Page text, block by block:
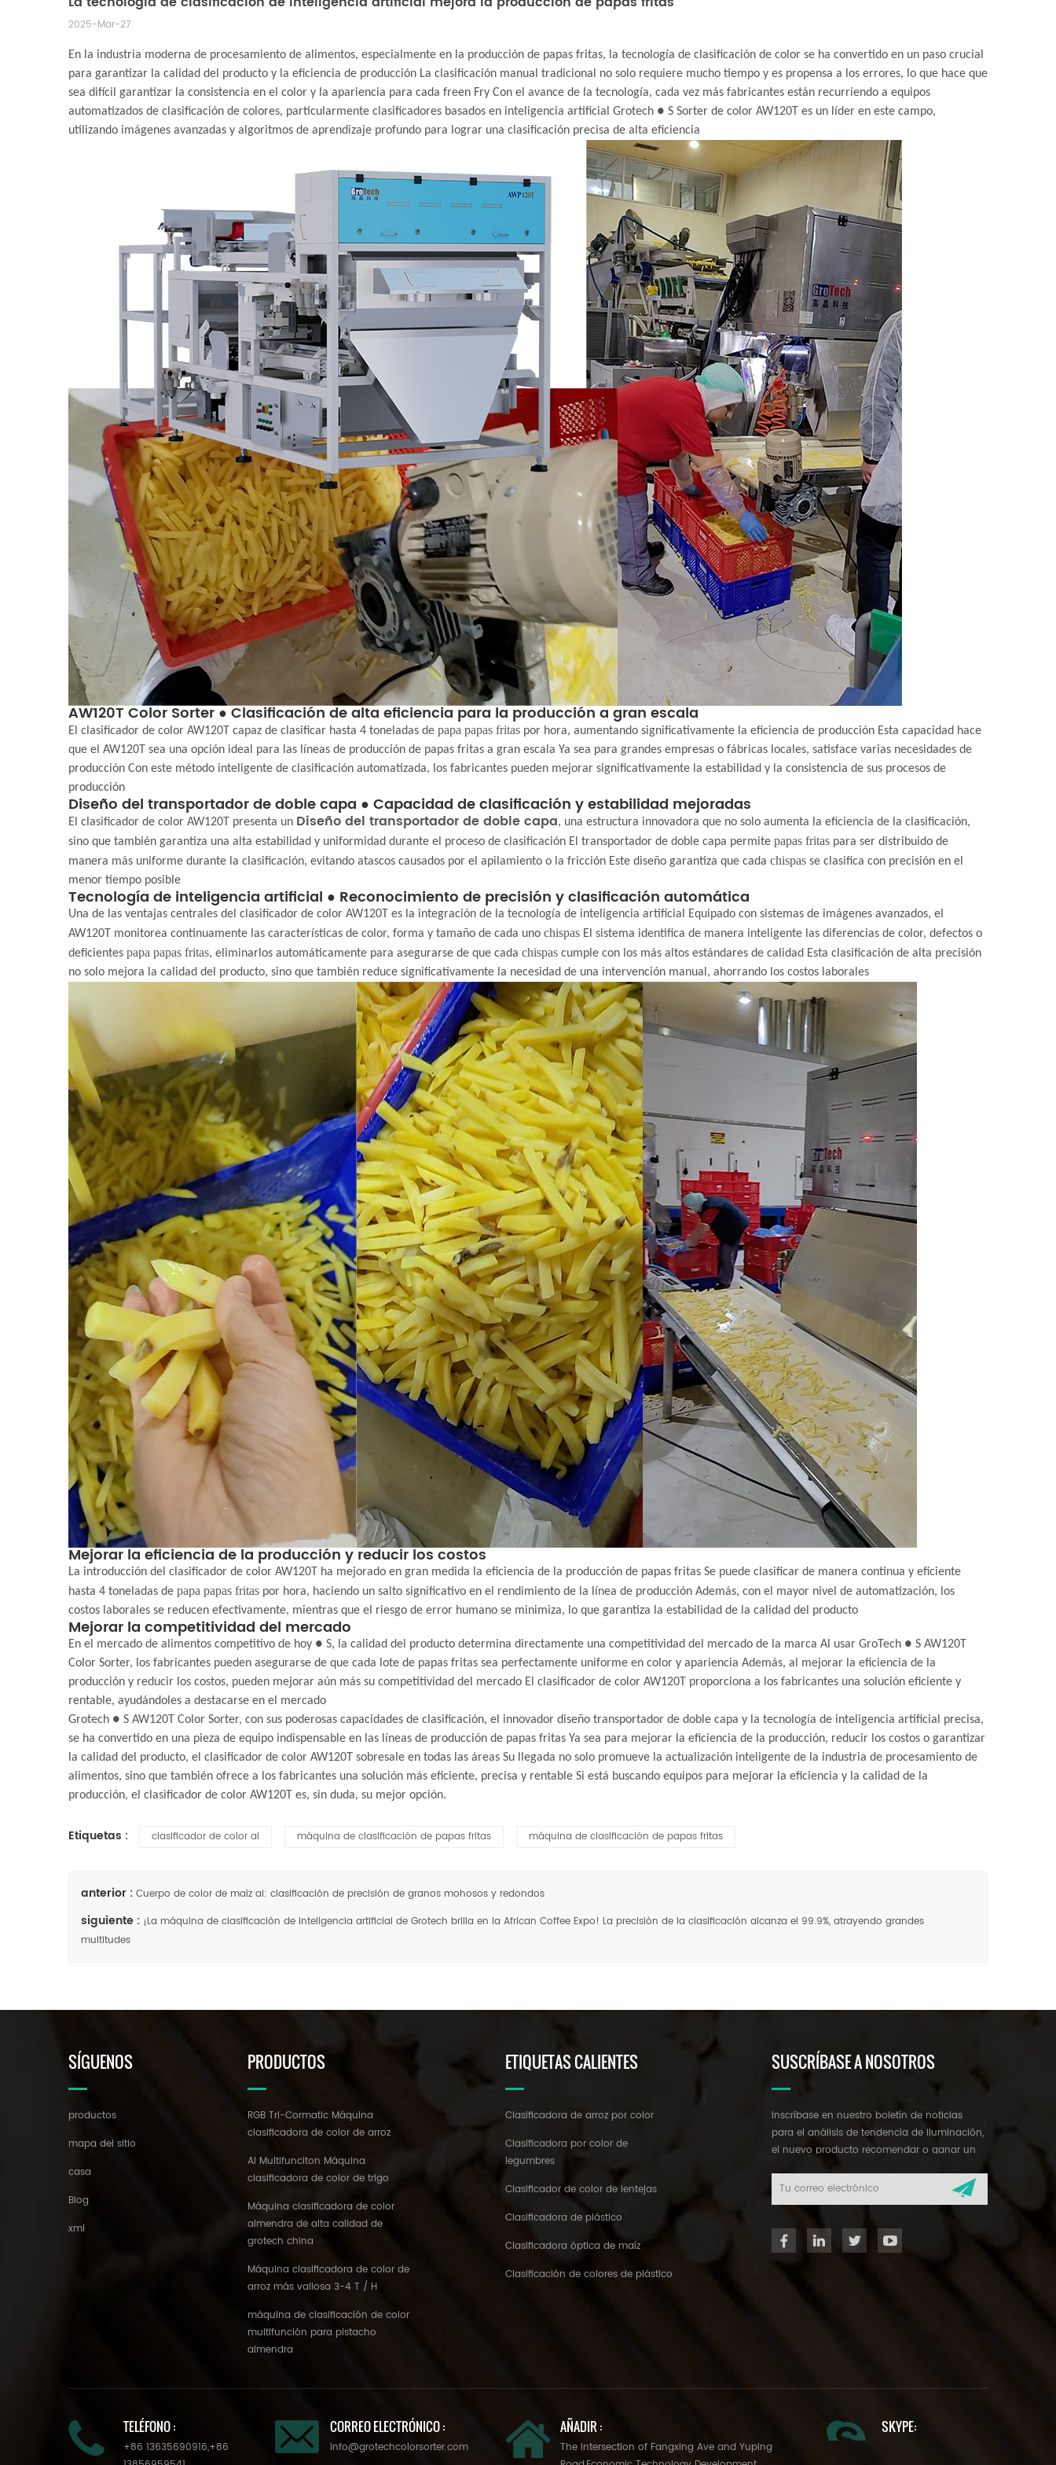
2025-Mar-27
En la industria moderna de procesamiento de alimentos, especialmente en la producción de papas fritas, la tecnología de clasificación de color se ha convertido en un paso crucial
para garantizar la calidad del producto y la eficiencia de producción La clasificación manual tradicional no solo requiere mucho tiempo y es propensa a los errores, lo que hace que
sea difícil garantizar la consistencia en el color y la apariencia para cada freen Fry Con el avance de la tecnología, cada vez más fabricantes están recurriendo a equipos
automatizados de clasificación de colores, particularmente clasificadores basados ​​en inteligencia artificial Grotech ● S Sorter de color AW120T es un líder en este campo,
utilizando imágenes avanzadas y algoritmos de aprendizaje profundo para lograr una clasificación precisa de alta eficiencia
AW120T Color Sorter ● Clasificación de alta eficiencia para la producción a gran escala
El clasificador de color AW120T capaz de clasificar hasta 4 toneladas de papa papas fritas por hora, aumentando significativamente la eficiencia de producción Esta capacidad hace
que el AW120T sea una opción ideal para las líneas de producción de papas fritas a gran escala Ya sea para grandes empresas o fábricas locales, satisface varias necesidades de
producción Con este método inteligente de clasificación automatizada, los fabricantes pueden mejorar significativamente la estabilidad y la consistencia de sus procesos de
producción
Diseño del transportador de doble capa ● Capacidad de clasificación y estabilidad mejoradas
El clasificador de color AW120T presenta un Diseño del transportador de doble capa, una estructura innovadora que no solo aumenta la eficiencia de la clasificación,
sino que también garantiza una alta estabilidad y uniformidad durante el proceso de clasificación El transportador de doble capa permite papas fritas para ser distribuido de
manera más uniforme durante la clasificación, evitando atascos causados ​​por el apilamiento o la fricción Este diseño garantiza que cada chispas se clasifica con precisión en el
menor tiempo posible
Tecnología de inteligencia artificial ● Reconocimiento de precisión y clasificación automática
Una de las ventajas centrales del clasificador de color AW120T es la integración de la tecnología de inteligencia artificial Equipado con sistemas de imágenes avanzados, el
AW120T monitorea continuamente las características de color, forma y tamaño de cada uno chispas El sistema identifica de manera inteligente las diferencias de color, defectos o
deficientes papa papas fritas, eliminarlos automáticamente para asegurarse de que cada chispas cumple con los más altos estándares de calidad Esta clasificación de alta precisión
no solo mejora la calidad del producto, sino que también reduce significativamente la necesidad de una intervención manual, ahorrando los costos laborales
Mejorar la eficiencia de la producción y reducir los costos
La introducción del clasificador de color AW120T ha mejorado en gran medida la eficiencia de la producción de papas fritas Se puede clasificar de manera continua y eficiente
hasta 4 toneladas de papa papas fritas por hora, haciendo un salto significativo en el rendimiento de la línea de producción Además, con el mayor nivel de automatización, los
costos laborales se reducen efectivamente, mientras que el riesgo de error humano se minimiza, lo que garantiza la estabilidad de la calidad del producto
Mejorar la competitividad del mercado
En el mercado de alimentos competitivo de hoy ● S, la calidad del producto determina directamente una competitividad del mercado de la marca Al usar GroTech ● S AW120T
Color Sorter, los fabricantes pueden asegurarse de que cada lote de papas fritas sea perfectamente uniforme en color y apariencia Además, al mejorar la eficiencia de la
producción y reducir los costos, pueden mejorar aún más su competitividad del mercado El clasificador de color AW120T proporciona a los fabricantes una solución eficiente y
rentable, ayudándoles a destacarse en el mercado
Grotech ● S AW120T Color Sorter, con sus poderosas capacidades de clasificación, el innovador diseño transportador de doble capa y la tecnología de inteligencia artificial precisa,
se ha convertido en una pieza de equipo indispensable en las líneas de producción de papas fritas Ya sea para mejorar la eficiencia de la producción, reducir los costos o garantizar
la calidad del producto, el clasificador de color AW120T sobresale en todas las áreas Su llegada no solo promueve la actualización inteligente de la industria de procesamiento de
alimentos, sino que también ofrece a los fabricantes una solución más eficiente, precisa y rentable Si está buscando equipos para mejorar la eficiencia y la calidad de la
producción, el clasificador de color AW120T es, sin duda, su mejor opción.
Etiquetas : clasificador de color ai máquina de clasificación de papas fritas máquina de clasificación de papas fritas
anterior : Cuerpo de color de maíz ai: clasificación de precisión de granos mohosos y redondos
siguiente : ¡La máquina de clasificación de inteligencia artificial de Grotech brilla en la African Coffee Expo! La precisión de la clasificación alcanza el 99.9%, atrayendo grandes
multitudes
SÍGUENOS
productos
mapa del sitio
casa
Blog
xml
PRODUCTOS
RGB Tri-Cormatic Máquina
clasificadora de color de arroz
AI Multifunciton Máquina
clasificadora de color de trigo
Máquina clasificadora de color
almendra de alta calidad de
grotech china
Máquina clasificadora de color de
arroz más valiosa 3-4 T / H
máquina de clasificación de color
multifunción para pistacho
almendra
ETIQUETAS CALIENTES
Clasificadora de arroz por color
Clasificadora por color de
legumbres
Clasificador de color de lentejas
Clasificadora de plástico
Clasificadora óptica de maíz
Clasificación de colores de plástico
SUSCRÍBASE A NOSOTROS
inscríbase en nuestro boletín de noticias
para el análisis de tendencia de iluminación,
el nuevo producto recomendar o ganar un
regalo misterioso.
TELÉFONO :
+86 13635690916,+86
CORREO ELECTRÓNICO :
info@grotechcolorsorter.com
AÑADIR :
The Intersection of Fangxing Ave and Yuping
SKYPE: